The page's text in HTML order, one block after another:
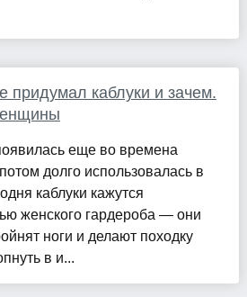
придумал каблуки и зачем.
еще во времена
долго использовалась в
каблуки кажутся
женского гардероба — они
ноги и делают походку
в и...